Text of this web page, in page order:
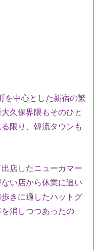
を中心とした新宿の繁
久保界隈もそのひと
限り、韓流タウンも
店したニューカマー
い店から休業に追い
きに適したハットグ
消しつつあったの